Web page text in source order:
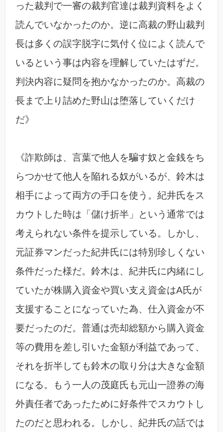
った裁判で一審の裁判官達は裁判資料をよく
読んでいなかったのか。逆に高裁の野山裁判
長は多くの誤字脱字に気付く位によく読んで
いるという事は内容を理解していたはずだ。
判決内容に疑問を抱かなかったのか。高裁の
長まで上り詰めた野山は堕落していくだけ
だ》
《詐欺師は、言葉で他人を騙す奴と金銭をち
らつかせて他人を陥れる奴がいるが、鈴木は
相手によって両方の手口を使う。紀井氏をス
カウトした時は「儲け折半」という通常では
考えられない条件を提示している。しかし、
元証券マンだった紀井氏には特別珍しくない
条件だった様だ。鈴木は、紀井氏に内緒にし
ていたが株購入資金や買い支え資金はA氏が
支援することになっていた為、仕入資金が不
要だったのだ。普通は売却総額から購入資金
等の費用を差し引いた金額が利益であって、
それを折半しても鈴木の取り分は大きな金額
になる。もう一人の茂庭氏も元山一證券の海
外責任者であったために好条件でスカウトし
たのだと思われる。しかし、紀井氏の話では